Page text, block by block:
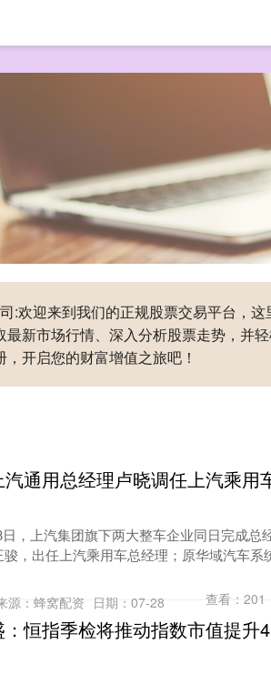
:欢迎来到我们的正规股票交易平台，
新市场行情、深入分析股票走势，
开启您的财富增值之旅吧！
通用总经理卢晓调任上汽乘用
，上汽集团旗下两大整车企业同日完成总
，出任上汽乘用车总经理；原华域汽车系
源：蜂窝配资 日期：07-28 查看： 201
恒指季检将推动指数市值提升